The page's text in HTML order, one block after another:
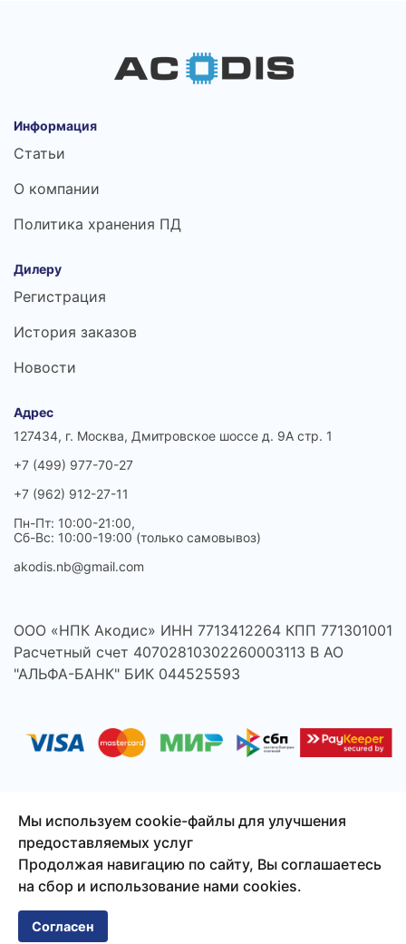
Информация
Статьи
О компании
Политика хранения ПД
Дилеру
Регистрация
История заказов
Новости
Адрес
127434, г. Москва, Дмитровское шоссе д. 9А стр. 1
+7 (499) 977-70-27
+7 (962) 912-27-11
Пн-Пт: 10:00-21:00,
Сб-Вс: 10:00-19:00 (только самовывоз)
akodis.nb@gmail.com
ООО «НПК Акодис» ИНН 7713412264 КПП 771301001
Расчетный счет 40702810302260003113 В АО
"АЛЬФА-БАНК" БИК 044525593
© 2026 Акодис - продажа компонентов для телефонов,
ноутбуков, планшетов и другой техники.
Сайт создан
Мы используем cookie-файлы для улучшения
предоставляемых услуг
Продолжая навигацию по сайту, Вы соглашаетесь
на сбор и использование нами cookies.
Согласен